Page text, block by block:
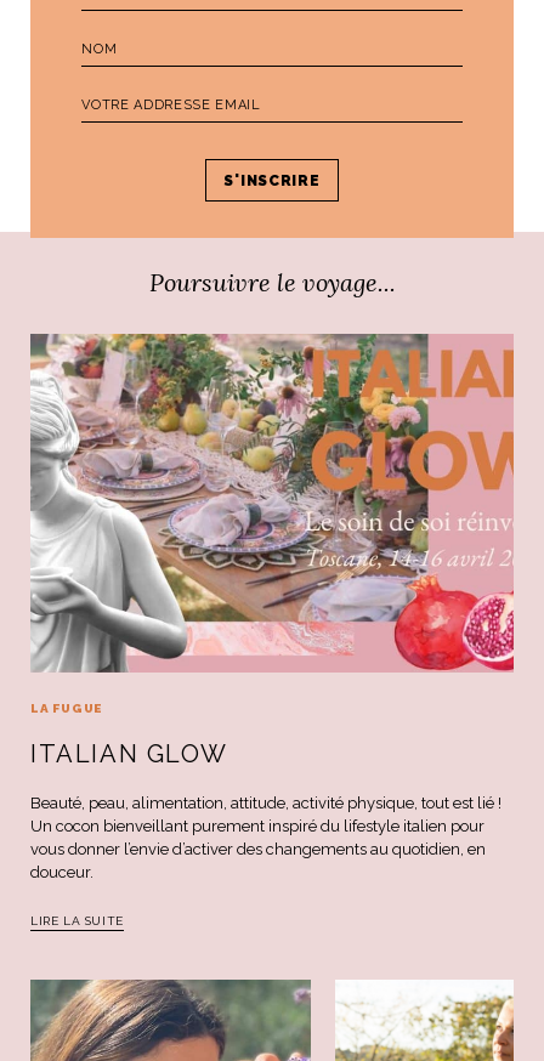
Poursuivre le voyage...
LA FUGUE
ITALIAN GLOW
Beauté, peau, alimentation, attitude, activité physique, tout est lié !
Un cocon bienveillant purement inspiré du lifestyle italien pour
vous donner l’envie d’activer des changements au quotidien, en
douceur.
LIRE LA SUITE